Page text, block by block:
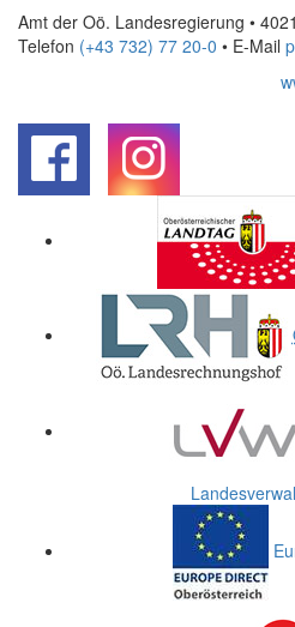
Amt der Oö. Landesregierung •
Telefon (+43 732) 77 20-0 • E-Mail